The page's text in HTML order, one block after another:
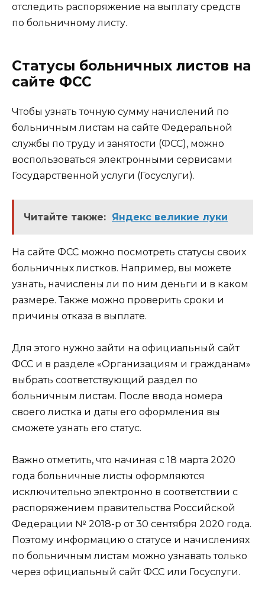
отследить распоряжение на выплату средств
по больничному листу.
Статусы больничных листов на
сайте ФСС
Чтобы узнать точную сумму начислений по
больничным листам на сайте Федеральной
службы по труду и занятости (ФСС), можно
воспользоваться электронными сервисами
Государственной услуги (Госуслуги).
Читайте также: Яндекс великие луки
На сайте ФСС можно посмотреть статусы своих
больничных листков. Например, вы можете
узнать, начислены ли по ним деньги и в каком
размере. Также можно проверить сроки и
причины отказа в выплате.
Для этого нужно зайти на официальный сайт
ФСС и в разделе «Организациям и гражданам»
выбрать соответствующий раздел по
больничным листам. После ввода номера
своего листка и даты его оформления вы
сможете узнать его статус.
Важно отметить, что начиная с 18 марта 2020
года больничные листы оформляются
исключительно электронно в соответствии с
распоряжением правительства Российской
Федерации № 2018-р от 30 сентября 2020 года.
Поэтому информацию о статусе и начислениях
по больничным листам можно узнавать только
через официальный сайт ФСС или Госуслуги.